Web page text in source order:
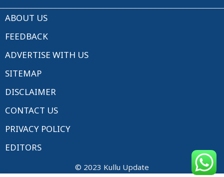
ABOUT US
FEEDBACK
ADVERTISE WITH US
SITEMAP
DISCLAIMER
CONTACT US
PRIVACY POLICY
EDITORS
© 2023 Kullu Update